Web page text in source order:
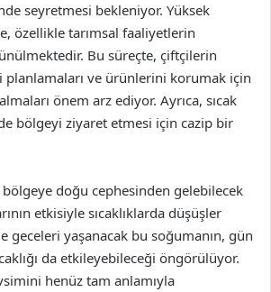
seyretmesi bekleniyor. Yüksek
özellikle tarımsal faaliyetlerin
Bu süreçte, çiftçilerin
planlamaları ve ürünlerini korumak için
önem arz ediyor. Ayrıca, sıcak
bölgeyi ziyaret etmesi için cazip bir
doğu cephesinden gelebilecek
etkisiyle sıcaklıklarda düşüşler
geceleri yaşanacak bu soğumanın, gün
da etkileyebileceği öngörülüyor.
henüz tam anlamıyla